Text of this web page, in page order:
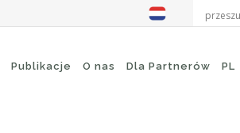
Publikacje O nas Dla Partnerów PL